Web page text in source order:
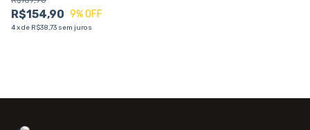
R$154,90 9% OFF
4xde R$38,73 sem juros